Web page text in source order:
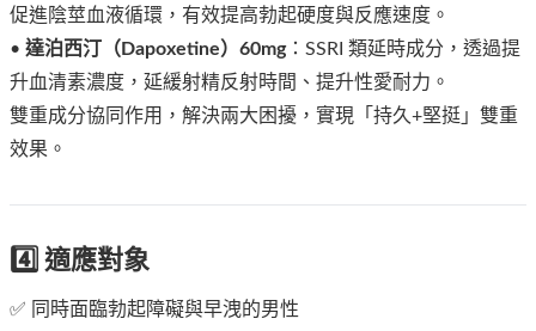
促進陰莖血液循環，有效提高勃起硬度與反應速度。
• 達泊西汀（Dapoxetine）60mg：SSRI 類延時成分，透過提
升血清素濃度，延緩射精反射時間、提升性愛耐力。
雙重成分協同作用，解決兩大困擾，實現「持久+堅挺」雙重
效果。
4️⃣ 適應對象
✅ 同時面臨勃起障礙與早洩的男性